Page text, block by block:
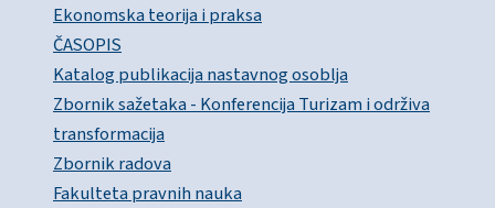
Ekonomska teorija i praksa
ČASOPIS
Katalog publikacija nastavnog osoblja
Zbornik sažetaka - Konferencija Turizam i održiva
transformacija
Zbornik radova
Fakulteta pravnih nauka